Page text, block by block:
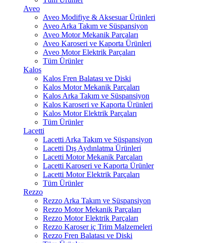
Aveo
Aveo Modifiye & Aksesuar Ürünleri
Aveo Arka Takım ve Süspansiyon
Aveo Motor Mekanik Parçaları
Aveo Karoseri ve Kaporta Ürünleri
Aveo Motor Elektrik Parçaları
Tüm Ürünler
Kalos
Kalos Fren Balatası ve Diski
Kalos Motor Mekanik Parçaları
Kalos Arka Takım ve Süspansiyon
Kalos Karoseri ve Kaporta Ürünleri
Kalos Motor Elektrik Parçaları
Tüm Ürünler
Lacetti
Lacetti Arka Takım ve Süspansiyon
Lacetti Dış Aydınlatma Ürünleri
Lacetti Motor Mekanik Parçaları
Lacetti Karoseri ve Kaporta Ürünler
Lacetti Motor Elektrik Parçaları
Tüm Ürünler
Rezzo
Rezzo Arka Takım ve Süspansiyon
Rezzo Motor Mekanik Parçaları
Rezzo Motor Elektrik Parçaları
Rezzo Karoser iç Trim Malzemeleri
Rezzo Fren Balatası ve Diski